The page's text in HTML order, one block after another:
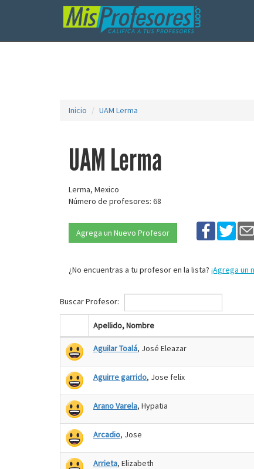
Inicio UAM Lerma
UAM Lerma
Lerma, Mexico
Número de profesores: 68
Agrega un Nuevo Profesor
¿No encuentras a tu profesor en la lista? ¡Agrega un
Buscar Profesor:
Apellido, Nombre
Aguilar Toalá, José Eleazar
Aguirre garrido, Jose felix
Arano Varela, Hypatia
Arcadio, Jose
Arrieta, Elizabeth